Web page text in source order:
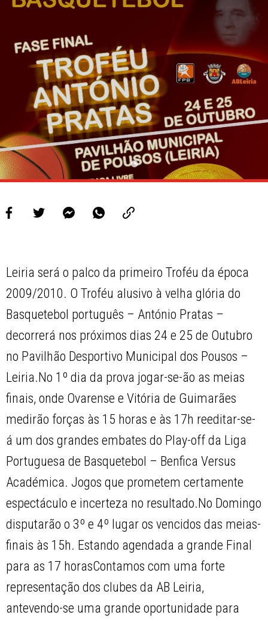
LIGA BETCLIC MASCULINA
LIGA BETCLIC FEMININA
Leiria será o palco da primeiro Troféu da época
2009/2010. O Troféu alusivo à velha glória do
Basquetebol português – António Pratas –
decorrerá nos próximos dias 24 e 25 de Outubro
no Pavilhão Desportivo Municipal dos Pousos –
Leiria.No 1º dia da prova jogar-se-ão as meias
finais, onde Ovarense e Vitória de Guimarães
medirão forças às 15 horas e às 17h reeditar-se-
á um dos grandes embates do Play-off da Liga
Portuguesa de Basquetebol – Benfica Versus
Académica. Jogos que prometem certamente
espectáculo e incerteza no resultado.No Domingo
disputarão o 3º e 4º lugar os vencidos das meias-
finais às 15h. Estando agendada a grande Final
para as 17 horasContamos com uma forte
representação dos clubes da AB Leiria,
antevendo-se uma grande oportunidade para